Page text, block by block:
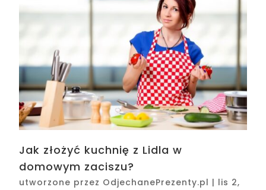
Jak złożyć kuchnię z Lidla w
domowym zaciszu?
utworzone przez OdjechanePrezenty.pl | lis 2,